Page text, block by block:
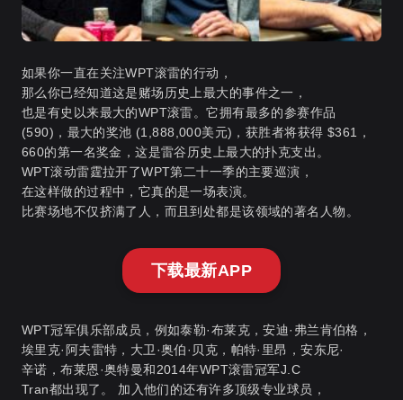
如果你一直在关注WPT滚雷的行动，
那么你已经知道这是赌场历史上最大的事件之一，
也是有史以来最大的WPT滚雷。它拥有最多的参赛作品
(590)，最大的奖池 (1,888,000美元)，获胜者将获得 $361，
660的第一名奖金，这是雷谷历史上最大的扑克支出。
WPT滚动雷霆拉开了WPT第二十一季的主要巡演，
在这样做的过程中，它真的是一场表演。
比赛场地不仅挤满了人，而且到处都是该领域的著名人物。
下载最新APP
WPT冠军俱乐部成员，例如泰勒·布莱克，安迪·弗兰肯伯格，
埃里克·阿夫雷特，大卫·奥伯·贝克，帕特·里昂，安东尼·
辛诺，布莱恩·奥特曼和2014年WPT滚雷冠军J.C
Tran都出现了。 加入他们的还有许多顶级专业球员，